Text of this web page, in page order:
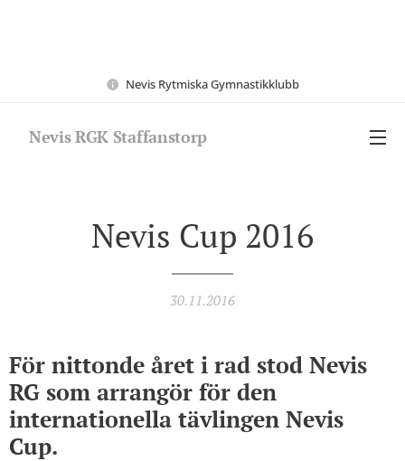
Nevis Rytmiska Gymnastikklubb
Nevis RGK Staffanstorp
Nevis Cup 2016
30.11.2016
För nittonde året i rad stod Nevis
RG som arrangör för den
internationella tävlingen Nevis
Cup.